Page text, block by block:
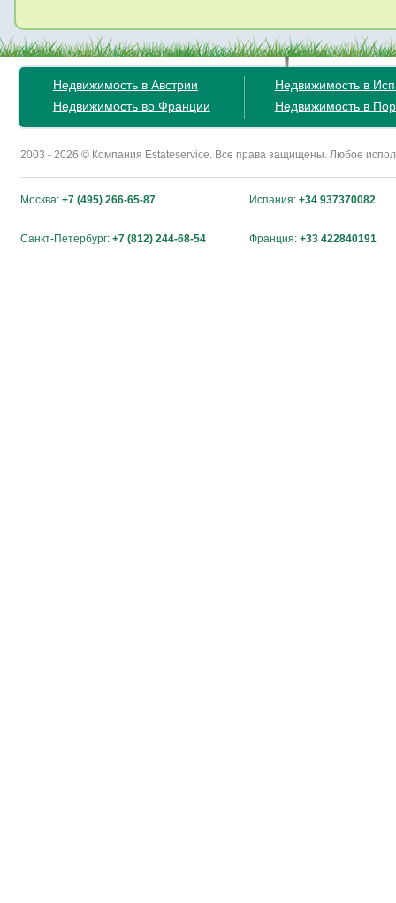
Недвижимость в Австрии
Недвижимость во Франции
Недвижимость в
Недвижимость в
2003 - 2026 © Компания Estateservice. Все права защищены. Любое
Москва: +7 (495) 266-65-87 Испания: +34 937370082
Санкт-Петербург: +7 (812) 244-68-54 Франция: +33 422840191